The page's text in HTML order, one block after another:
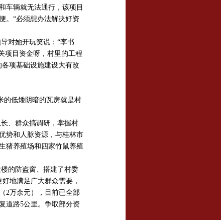
车辆就无法通行，该项目
。“必须想办法解决好资
对她开玩笑说：“李书
项目资金呀，村里的工程
项基础设施建设大有改
的低矮阴暗的瓦房就是村
、群众搞调研，掌握村
势和人脉资源，与桂林市
猪养殖场和四家竹鼠养殖
的防盗窗、搭建了村委
地满足广大群众需要，
2万余元），目前已全部
道路5公里。争取部分资